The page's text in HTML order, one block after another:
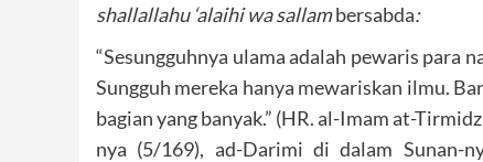
shallallahu ‘alaihi wa sallambersabda:
“Sesungguhnya ulama adalah pewaris para
Sungguh mereka hanya mewariskan ilmu.
bagian yang banyak.” (HR. al-Imam at-
nya (5/169), ad-Darimi di dalam Sunan-